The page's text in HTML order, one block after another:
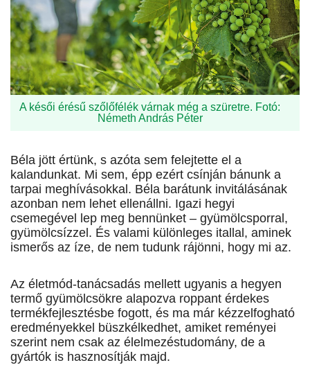
A késői érésű szőlőfélék várnak még a szüretre. Fotó:
Németh András Péter
Béla jött értünk, s azóta sem felejtette el a
kalandunkat. Mi sem, épp ezért csínján bánunk a
tarpai meghívásokkal. Béla barátunk invitálásának
azonban nem lehet ellenállni. Igazi hegyi
csemegével lep meg bennünket – gyümölcsporral,
gyümölcsízzel. És valami különleges itallal, aminek
ismerős az íze, de nem tudunk rájönni, hogy mi az.
Az életmód-tanácsadás mellett ugyanis a hegyen
termő gyümölcsökre alapozva roppant érdekes
termékfejlesztésbe fogott, és ma már kézzelfogható
eredményekkel büszkélkedhet, amiket reményei
szerint nem csak az élelmezéstudomány, de a
gyártók is hasznosítják majd.